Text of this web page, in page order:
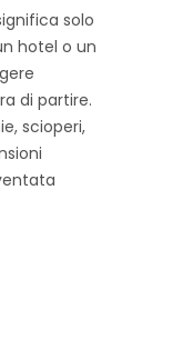
solo
hotel o un
di partire.
scioperi,